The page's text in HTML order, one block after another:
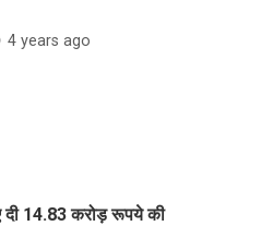
4 years ago
दी 14.83 करोड़ रूपये की